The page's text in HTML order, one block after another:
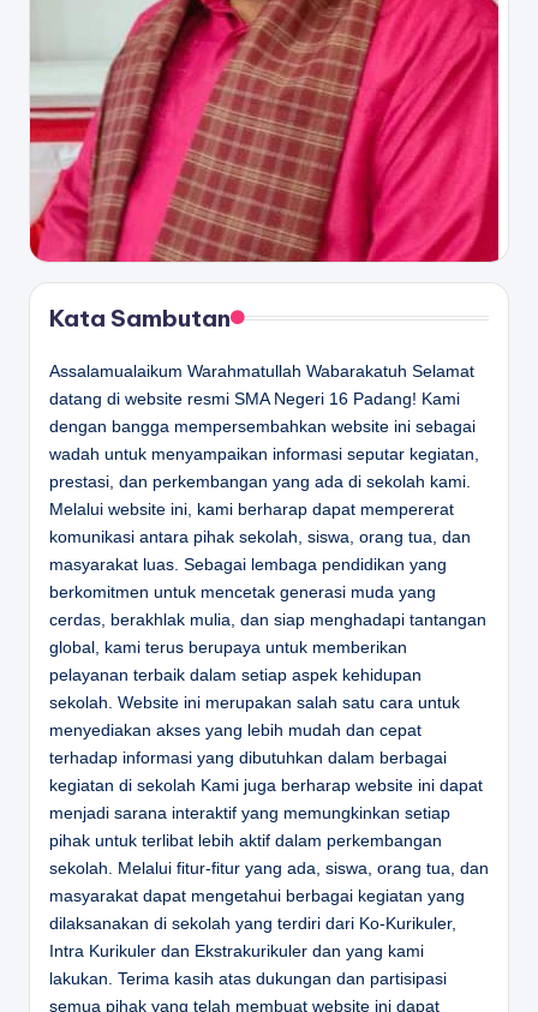
Kata Sambutan
Assalamualaikum Warahmatullah Wabarakatuh Selamat
datang di website resmi SMA Negeri 16 Padang! Kami
dengan bangga mempersembahkan website ini sebagai
wadah untuk menyampaikan informasi seputar kegiatan,
prestasi, dan perkembangan yang ada di sekolah kami.
Melalui website ini, kami berharap dapat mempererat
komunikasi antara pihak sekolah, siswa, orang tua, dan
masyarakat luas. Sebagai lembaga pendidikan yang
berkomitmen untuk mencetak generasi muda yang
cerdas, berakhlak mulia, dan siap menghadapi tantangan
global, kami terus berupaya untuk memberikan
pelayanan terbaik dalam setiap aspek kehidupan
sekolah. Website ini merupakan salah satu cara untuk
menyediakan akses yang lebih mudah dan cepat
terhadap informasi yang dibutuhkan dalam berbagai
kegiatan di sekolah Kami juga berharap website ini dapat
menjadi sarana interaktif yang memungkinkan setiap
pihak untuk terlibat lebih aktif dalam perkembangan
sekolah. Melalui fitur-fitur yang ada, siswa, orang tua, dan
masyarakat dapat mengetahui berbagai kegiatan yang
dilaksanakan di sekolah yang terdiri dari Ko-Kurikuler,
Intra Kurikuler dan Ekstrakurikuler dan yang kami
lakukan. Terima kasih atas dukungan dan partisipasi
semua pihak yang telah membuat website ini dapat